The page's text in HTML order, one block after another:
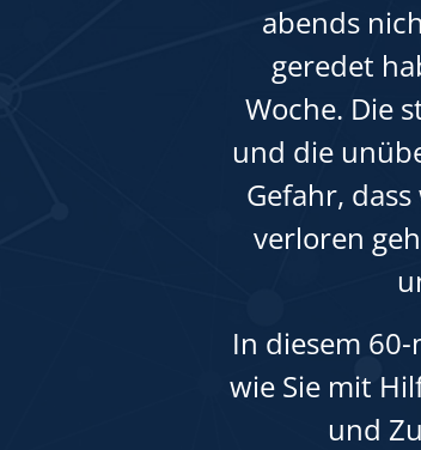
abends
geredet
Woche. Die
und die
Gefahr,
verloren
In diesem
wie Sie mit
und